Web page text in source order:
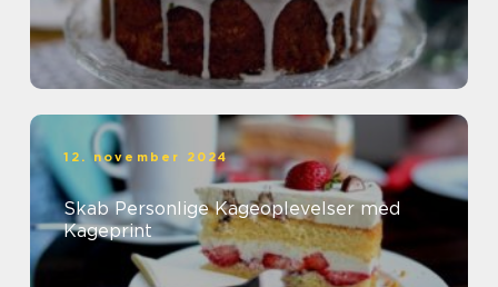
12. november 2024
Skab Personlige Kageoplevelser med
Kageprint